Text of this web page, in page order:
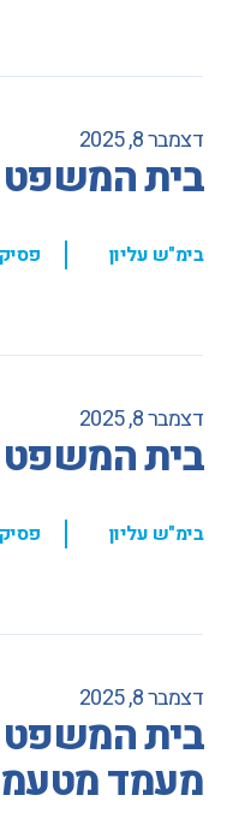
דצמבר 8, 2025
בית המשפט
בימ"ש עליון ,
דצמבר 8, 2025
בית המשפט
בימ"ש עליון ,
דצמבר 8, 2025
בית המשפט
מעמד